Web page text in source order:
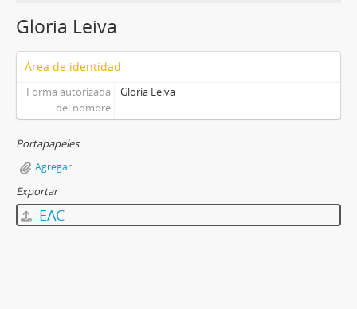
Gloria Leiva
Área de identidad
Forma autorizada
del nombre
Gloria Leiva
Portapapeles
Agregar
Exportar
EAC